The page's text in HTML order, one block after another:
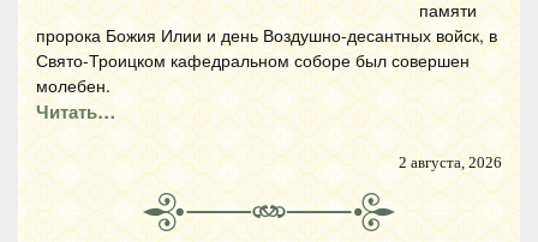
памяти
пророка Божия Илии и день Воздушно-десантных войск, в
Свято-Троицком кафедральном соборе был совершен
молебен.
Читать…
2 августа, 2026